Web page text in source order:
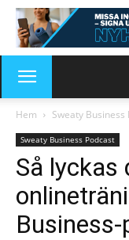
Hem Sweaty Business
Sweaty Business Podcast
Så lyckas